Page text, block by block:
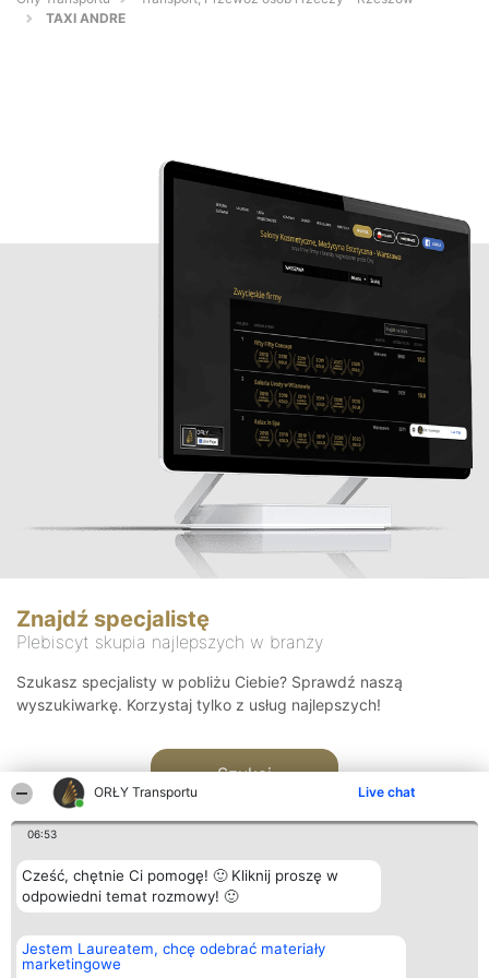
ORŁY Transportu Live chat
06:53
Cześć, chętnie Ci pomogę! 🙂 Kliknij proszę w
odpowiedni temat rozmowy! 🙂
Jestem Laureatem, chcę odebrać materiały
marketingowe
TAXI ANDRE
Znajdź specjalistę
Plebiscyt skupia najlepszych w branży
Szukasz specjalisty w pobliżu Ciebie? Sprawdź naszą
wyszukiwarkę. Korzystaj tylko z usług najlepszych!
Szukaj
Organizator plebiscytu
Bright Side Solutions sp. z o.
o. sp. k.
Plebiscyt
Laureaci
Kontakt
Kontakt